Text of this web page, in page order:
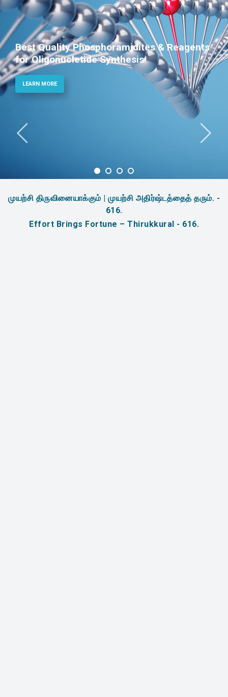
Best Quality Phosphoramidites & Reagents
for Oligonucletide Synthesis
LEARN MORE
முயற்சி திருவினையாக்கும் | முயற்சி அதிர்ஷ்டத்தைத் தரும். -
616.
Effort Brings Fortune – Thirukkural - 616.